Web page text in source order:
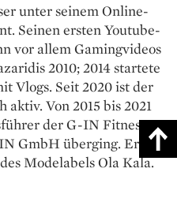
unter seinem Online-
Seinen ersten Youtube-
vor allem Gamingvideos
2010; 2014 startete
Vlogs. Seit 2020 ist der
Von 2015 bis 2021
der G-IN Fitness
GmbH überging. Er ist
Modelabels Ola Kala.